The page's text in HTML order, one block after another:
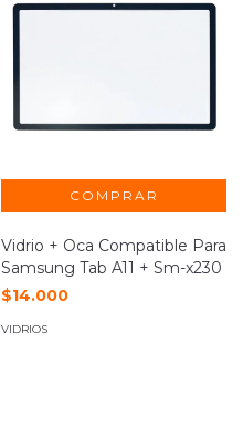
Vidrio + Oca Compatible Para
Samsung Tab A11 + Sm-x230
$14.000
VIDRIOS